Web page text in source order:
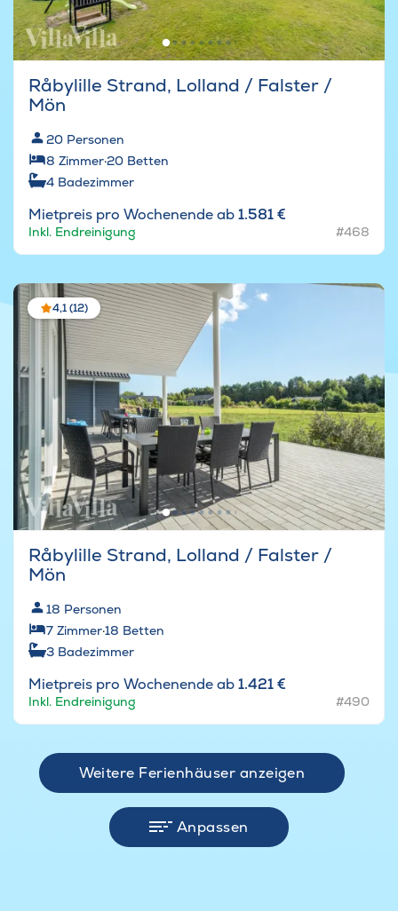
Råbylille Strand, Lolland / Falster /
Mön
20 Personen
8 Zimmer·20 Betten
4 Badezimmer
Mietpreis pro Wochenende ab1.581 €
Inkl. Endreinigung #468
4,1 (12)
Råbylille Strand, Lolland / Falster /
Mön
18 Personen
7 Zimmer·18 Betten
3 Badezimmer
Mietpreis pro Wochenende ab1.421 €
Inkl. Endreinigung #490
Weitere Ferienhäuser anzeigen
Anpassen